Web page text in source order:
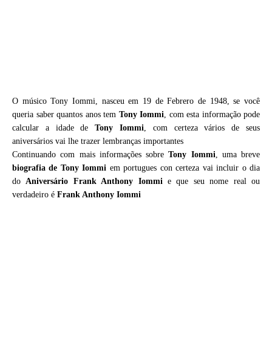
O músico Tony Iommi, nasceu em 19 de Febrero de 1948, se você
queria saber quantos anos tem Tony Iommi, com esta informação pode
calcular a idade deTony Iommi, com certeza vários de seus
aniversários vai lhe trazer lembranças importantes
Continuando com mais informações sobreTony Iommi, uma breve
biografia de Tony Iommi em portugues con certeza vai incluir o dia
doAniversário Frank Anthony Iommie que seu nome real ou
verdadeiro é Frank Anthony Iommi